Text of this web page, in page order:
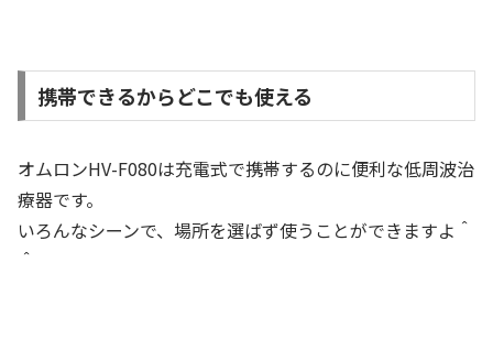
携帯できるからどこでも使える
オムロンHV-F080は充電式で携帯するのに便利な低周波治
療器です。
いろんなシーンで、場所を選ばず使うことができますよ＾
＾